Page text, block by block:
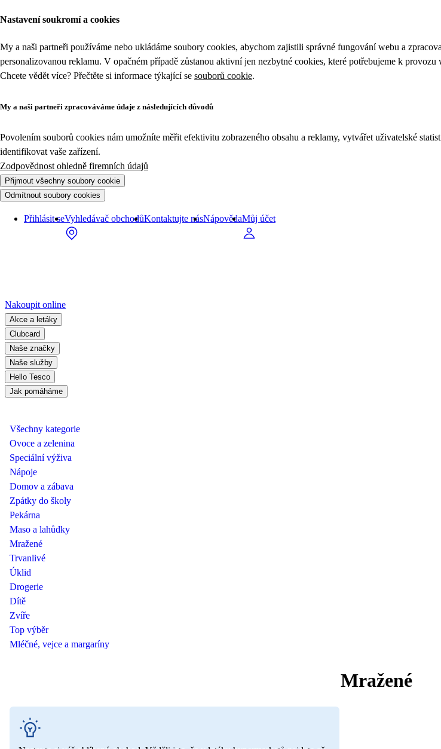
Nastavení soukromí a cookies
My a naši partneři používáme nebo ukládáme soubory cookies, abychom zajistili správné fungování webu a
personalizovanou reklamu. V opačném případě zůstanou aktivní jen nezbytné cookies, které potřebujeme k
Chcete vědět více? Přečtěte si informace týkající se souborů cookie.
My a naši partneři zpracováváme údaje z následujících důvodů
Povolením souborů cookies nám umožníte měřit efektivitu zobrazeného obsahu a reklamy, vytvářet uživatelské
identifikovat vaše zařízení.
Zodpovědnost ohledně firemních údajů
Přijmout všechny soubory cookie
Odmítnout soubory cookies
Přihlásit seVyhledávač obchodůKontaktujte násNápovědaMůj účet
Nakoupit online
Akce a letáky
Clubcard
Naše značky
Naše služby
Hello Tesco
Jak pomáháme
Všechny kategorie
Ovoce a zelenina
Speciální výživa
Nápoje
Domov a zábava
Zpátky do školy
Pekárna
Maso a lahůdky
Mražené
Trvanlivé
Úklid
Drogerie
Dítě
Zvíře
Top výběr
Mléčné, vejce a margaríny
Mražené